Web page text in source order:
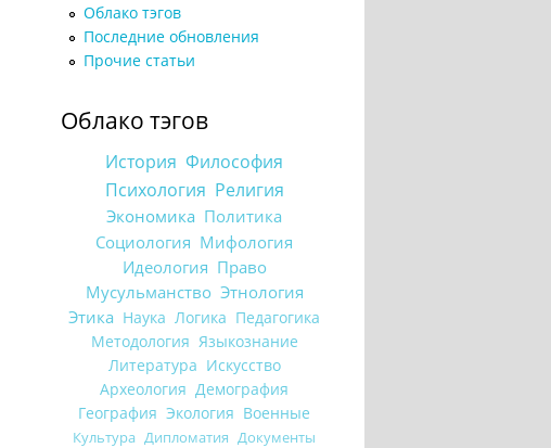
Облако тэгов
Последние обновления
Прочие статьи
Облако тэгов
История Философия
Психология Религия
Экономика Политика
Социология Мифология
Идеология Право
Мусульманство Этнология
Этика Наука Логика Педагогика
Методология Языкознание
Литература Искусство
Археология Демография
География Экология Военные
Культура Дипломатия Документы